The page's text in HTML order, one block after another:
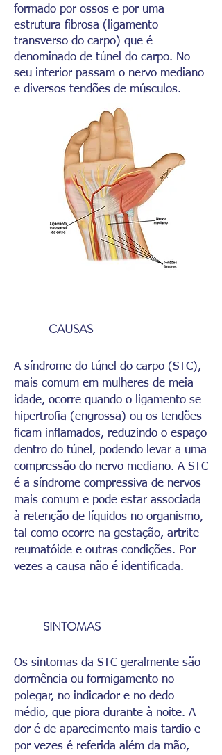
formado por ossos e por uma
estrutura fibrosa (ligamento
transverso do carpo) que é
denominado de túnel do carpo. No
seu interior passam o nervo mediano
e diversos tendões de músculos.
CAUSAS
A síndrome do túnel do carpo (STC),
mais comum em mulheres de meia
idade, ocorre quando o ligamento se
hipertrofia (engrossa) ou os tendões
ficam inflamados, reduzindo o espaço
dentro do túnel, podendo levar a uma
compressão do nervo mediano. A STC
é a síndrome compressiva de nervos
mais comum e pode estar associada
à retenção de líquidos no organismo,
tal como ocorre na gestação, artrite
reumatóide e outras condições. Por
vezes a causa não é identificada.
SINTOMAS
Os sintomas da STC geralmente são
dormência ou formigamento no
polegar, no indicador e no dedo
médio, que piora durante à noite. A
dor é de aparecimento mais tardio e
por vezes é referida além da mão,